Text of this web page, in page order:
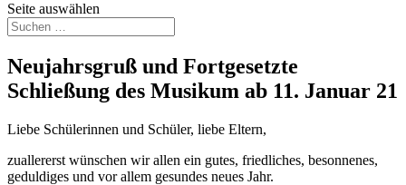
Seite auswählen
Neujahrsgruß und Fortgesetzte
Schließung des Musikum ab 11. Januar 21
Liebe Schülerinnen und Schüler, liebe Eltern,
zuallererst wünschen wir allen ein gutes, friedliches, besonnenes,
geduldiges und vor allem gesundes neues Jahr.